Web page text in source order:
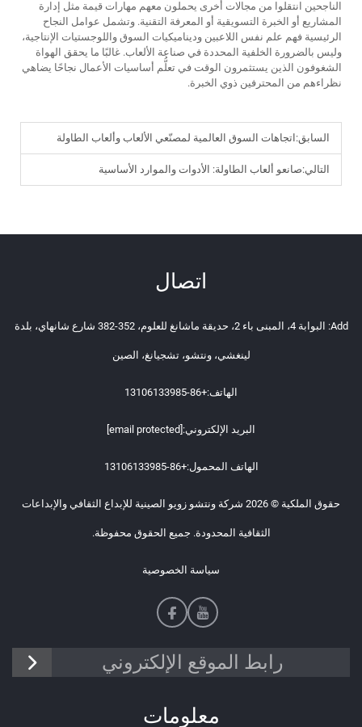
الناجحين انتقلوا من مجالات أخرى يحملون معهم مهارات قيمة مثل إدارة
المشاريع أو الخبرة التسويقية أو المعرفة التقنية. وتشمل عوامل النجاح
الرئيسية فهم علم نفس اللاعبين وديناميكيات السوق واللوجستيات الإنتاجية،
وليس بالضرورة الخلفية المحددة في صناعة الألعاب. غالبًا ما يحقق الهواة
الشغوفون الذين يستثمرون الوقت في تعلُّم أساسيات الأعمال نجاحًا يضاهي
نظراءهم من المحترفين ذوي الخبرة.
السابق: اتجاهات السوق العالمية لمصنّعي الألعاب وألعاب الطاولة
التالي:صانعو ألعاب الطاولة: الأدوات والموارد الأساسية
اتصال
Add: البوابة 4، المبنى باء 2، حديقة ماشانغ للعلوم، 352-382 شارع شانهاي، بلدة
لينغشي، ونتشو، تشجيانغ، الصين
الهاتف:+86-13106133985
البريد الإلكتروني:
الهاتف المحمول:+86-13106133985
حقوق الملكية © 2026 شركة ونتشو زويو الصينية للإبداع الثقافي والإبداعات
الثقافية المحدودة. جميع الحقوق محفوظة.
سياسة الخصوصية
رابط الموقع الإلكتروني
معلومات